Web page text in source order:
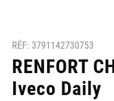
RÉF: 3791142730753
RENFORT
Iveco Daily